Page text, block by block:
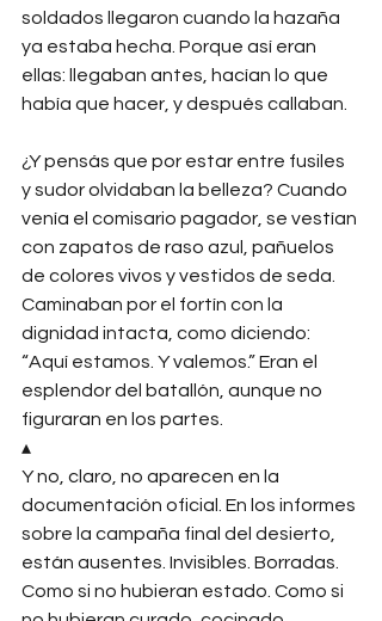
soldados llegaron cuando la hazaña
ya estaba hecha. Porque así eran
ellas: llegaban antes, hacían lo que
había que hacer, y después callaban.
¿Y pensás que por estar entre fusiles
y sudor olvidaban la belleza? Cuando
venía el comisario pagador, se vestían
con zapatos de raso azul, pañuelos
de colores vivos y vestidos de seda.
Caminaban por el fortín con la
dignidad intacta, como diciendo:
“Aquí estamos. Y valemos.” Eran el
esplendor del batallón, aunque no
figuraran en los partes.
▴
Y no, claro, no aparecen en la
documentación oficial. En los informes
sobre la campaña final del desierto,
están ausentes. Invisibles. Borradas.
Como si no hubieran estado. Como si